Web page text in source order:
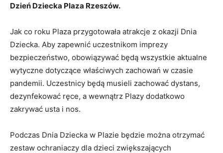
Dzień Dziecka Plaza Rzeszów.
Jak co roku Plaza przygotowała atrakcje z okazji Dnia
Dziecka. Aby zapewnić uczestnikom imprezy
bezpieczeństwo, obowiązywać będą wszystkie aktualne
wytyczne dotyczące właściwych zachowań w czasie
pandemii. Uczestnicy będą musieli zachować dystans,
dezynfekować ręce, a wewnątrz Plazy dodatkowo
zakrywać usta i nos.
Podczas Dnia Dziecka w Plazie będzie można otrzymać
zestaw ochraniaczy dla dzieci zwiększających